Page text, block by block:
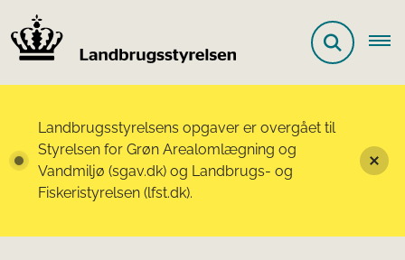
Landbrugsstyrelsens opgaver er overgået til
Styrelsen for Grøn Arealomlægning og
Vandmiljø (sgav.dk) og Landbrugs- og
Fiskeristyrelsen (lfst.dk).